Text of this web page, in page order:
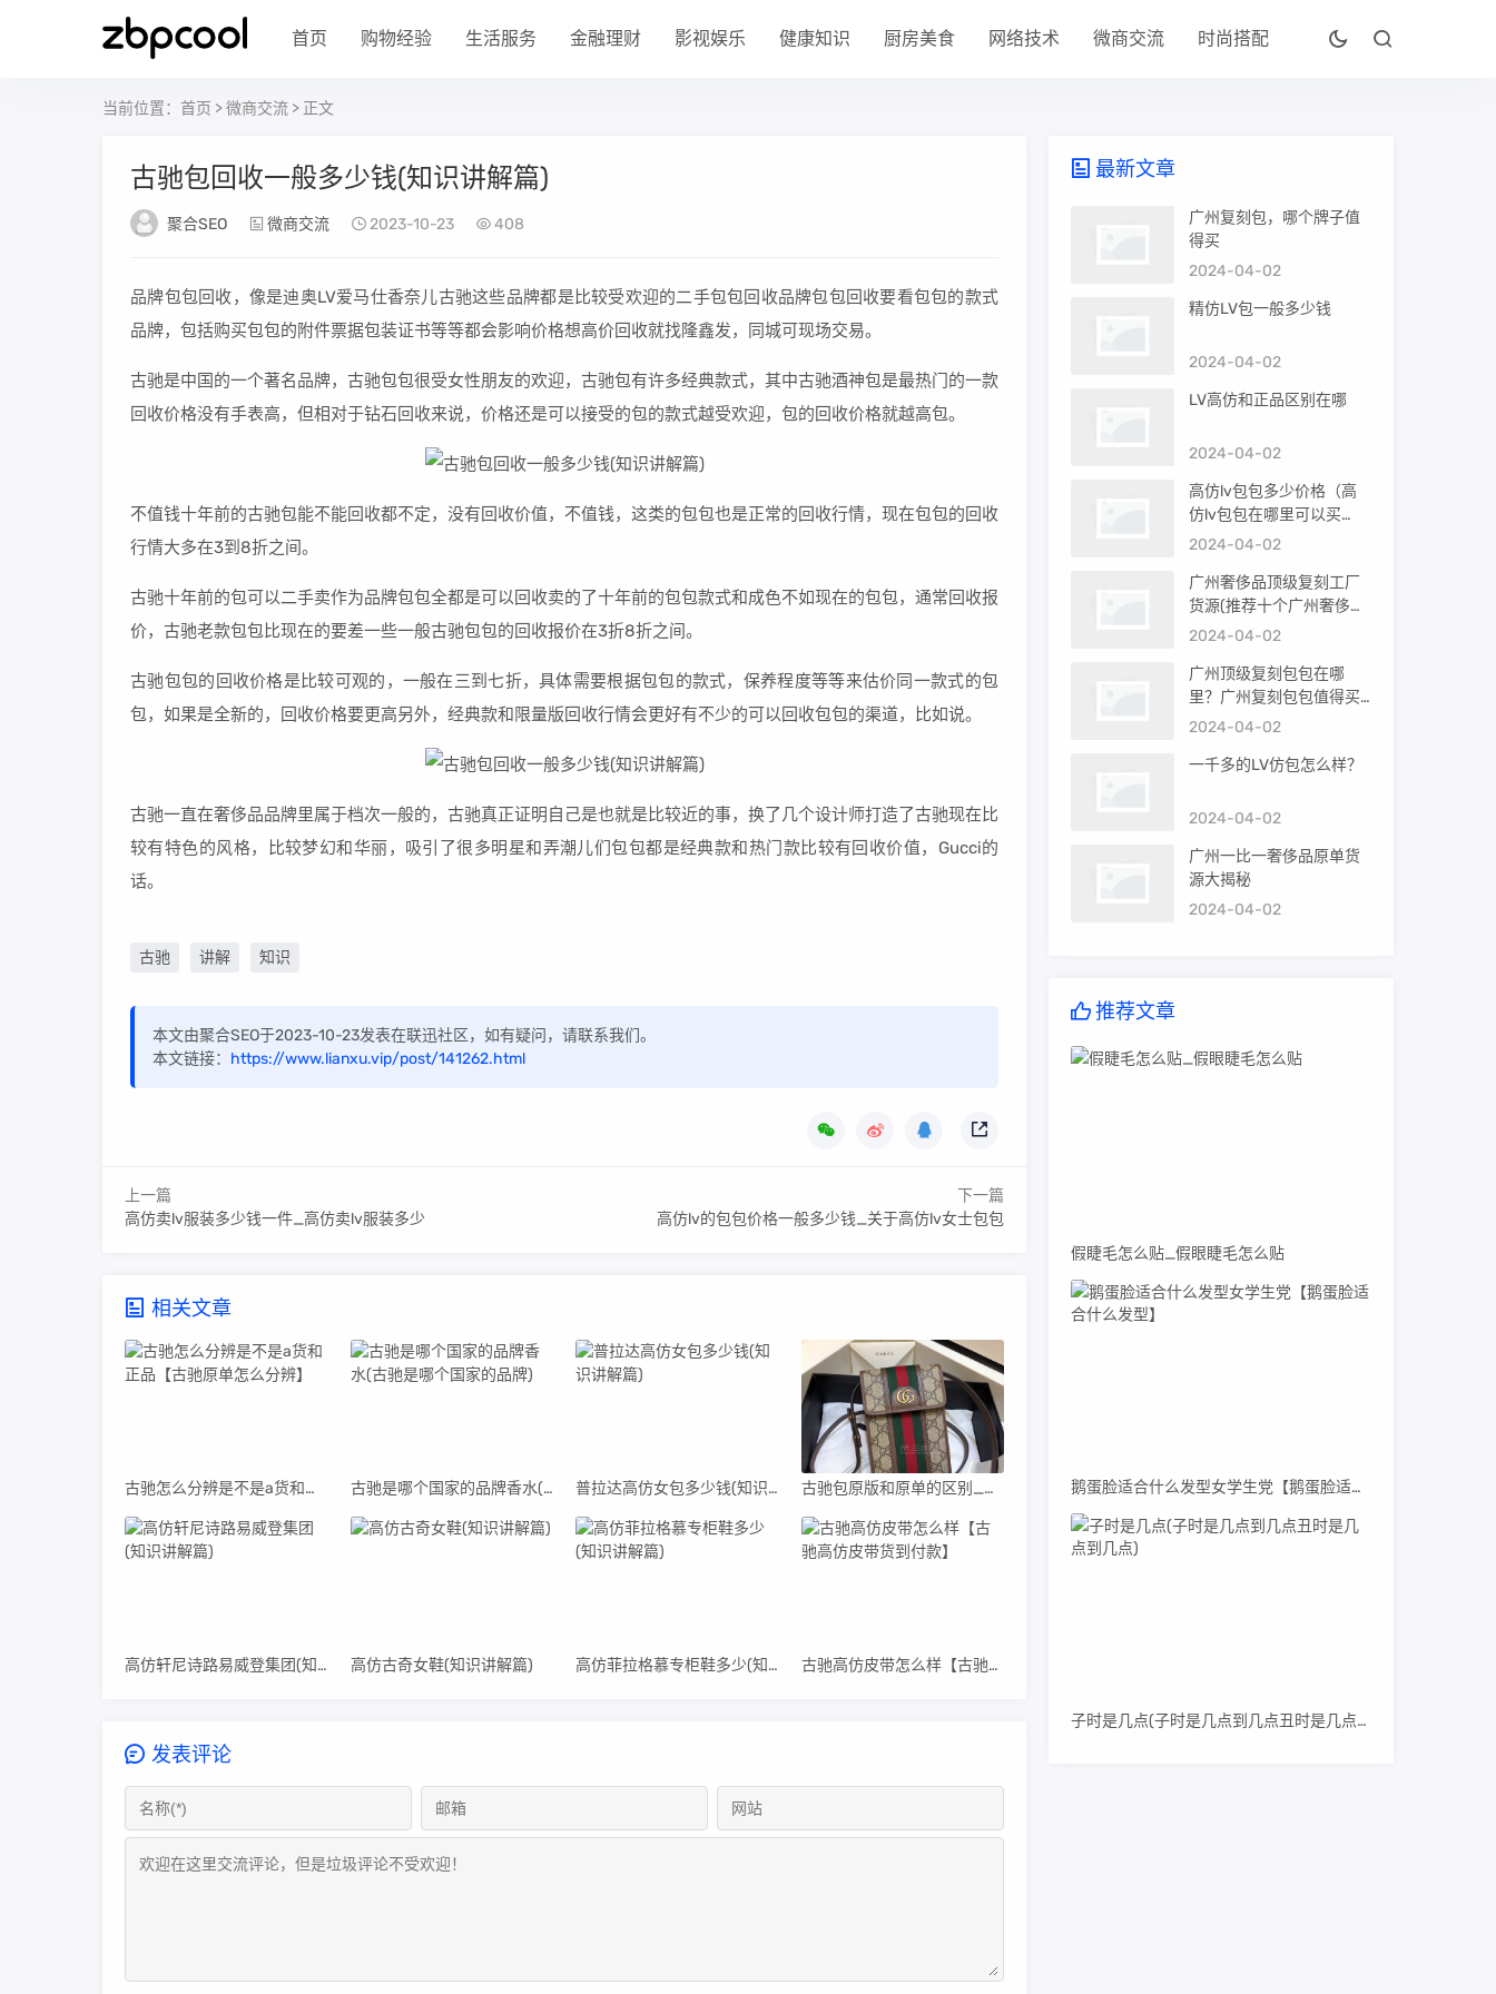
首页 购物经验 生活服务 金融理财 影视娱乐 健康知识 厨房美食 网络技术 微商交流 时尚搭配
当前位置： 首页 >微商交流 > 正文
古驰包回收一般多少钱(知识讲解篇)
聚合SEO 微商交流 2023-10-23 408
品牌包包回收，像是迪奥LV爱马仕香奈儿古驰这些品牌都是比较受欢迎的二手包包回收品牌包包回收要看包包的款式
品牌，包括购买包包的附件票据包装证书等等都会影响价格想高价回收就找隆鑫发，同城可现场交易。
古驰是中国的一个著名品牌，古驰包包很受女性朋友的欢迎，古驰包有许多经典款式，其中古驰酒神包是最热门的一款
回收价格没有手表高，但相对于钻石回收来说，价格还是可以接受的包的款式越受欢迎，包的回收价格就越高包。
不值钱十年前的古驰包能不能回收都不定，没有回收价值，不值钱，这类的包包也是正常的回收行情，现在包包的回收
行情大多在3到8折之间。
古驰十年前的包可以二手卖作为品牌包包全都是可以回收卖的了十年前的包包款式和成色不如现在的包包，通常回收报
价，古驰老款包包比现在的要差一些一般古驰包包的回收报价在3折8折之间。
古驰包包的回收价格是比较可观的，一般在三到七折，具体需要根据包包的款式，保养程度等等来估价同一款式的包
包，如果是全新的，回收价格要更高另外，经典款和限量版回收行情会更好有不少的可以回收包包的渠道，比如说。
古驰一直在奢侈品品牌里属于档次一般的，古驰真正证明自己是也就是比较近的事，换了几个设计师打造了古驰现在比
较有特色的风格，比较梦幻和华丽，吸引了很多明星和弄潮儿们包包都是经典款和热门款比较有回收价值，Gucci的
话。
古驰 讲解 知识
本文由聚合SEO于2023-10-23发表在联迅社区，如有疑问，请联系我们。
本文链接： https://www.lianxu.vip/post/141262.html
上一篇
高仿卖lv服装多少钱一件_高仿卖lv服装多少
下一篇
高仿lv的包包价格一般多少钱_关于高仿lv女士包包
相关文章
古驰怎么分辨是不是a货和正品【古驰原单怎么分辨】 古驰是哪个国家的品牌香水(古驰是哪个国家的品牌) 普拉达高仿女包多少钱(知识讲解篇) 古驰包原版和原单的区别_原单古驰包包时尚手袋
高仿轩尼诗路易威登集团(知识讲解篇) 高仿古奇女鞋(知识讲解篇) 高仿菲拉格慕专柜鞋多少(知识讲解篇) 古驰高仿皮带怎么样【古驰高仿皮带货到付款】
发表评论
最新文章
广州复刻包，哪个牌子值
得买
2024-04-02
精仿LV包一般多少钱
2024-04-02
LV高仿和正品区别在哪
2024-04-02
高仿lv包包多少价格（高
仿lv包包在哪里可以买
到）
2024-04-02
广州奢侈品顶级复刻工厂
货源(推荐十个广州奢侈品
购买渠道)
2024-04-02
广州顶级复刻包包在哪
里？广州复刻包包值得买
吗？
2024-04-02
一千多的LV仿包怎么样？
2024-04-02
广州一比一奢侈品原单货
源大揭秘
2024-04-02
推荐文章
假睫毛怎么贴_假眼睫毛怎么贴
鹅蛋脸适合什么发型女学生党【鹅蛋脸适合什么发型】
子时是几点(子时是几点到几点丑时是几点到几点)